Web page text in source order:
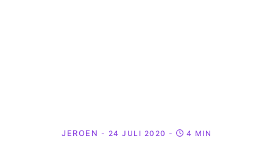
JEROEN - 24 JULI 2020 - 4 MIN